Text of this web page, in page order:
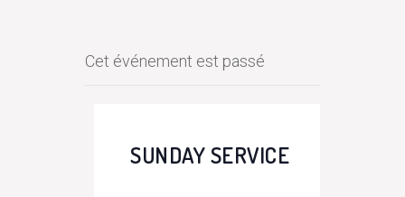
Cet événement est passé
SUNDAY SERVICE